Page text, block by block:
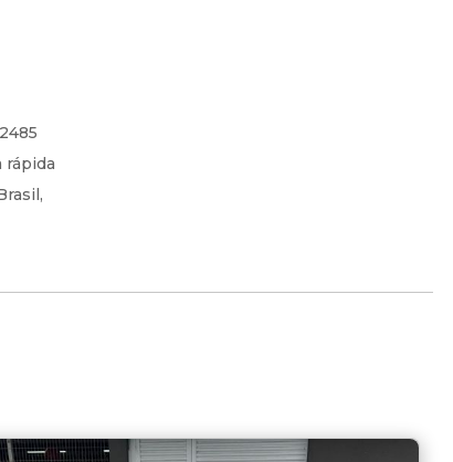
rápida